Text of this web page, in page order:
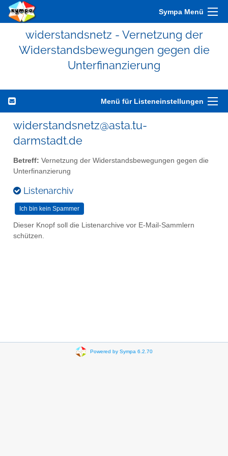
Sympa Menü
widerstandsnetz - Vernetzung der
Widerstandsbewegungen gegen die
Unterfinanzierung
Menü für Listeneinstellungen
widerstandsnetz@asta.tu-
darmstadt.de
Betreff: Vernetzung der Widerstandsbewegungen gegen die
Unterfinanzierung
Listenarchiv
Dieser Knopf soll die Listenarchive vor E-Mail-Sammlern
schützen.
Powered by Sympa 6.2.70